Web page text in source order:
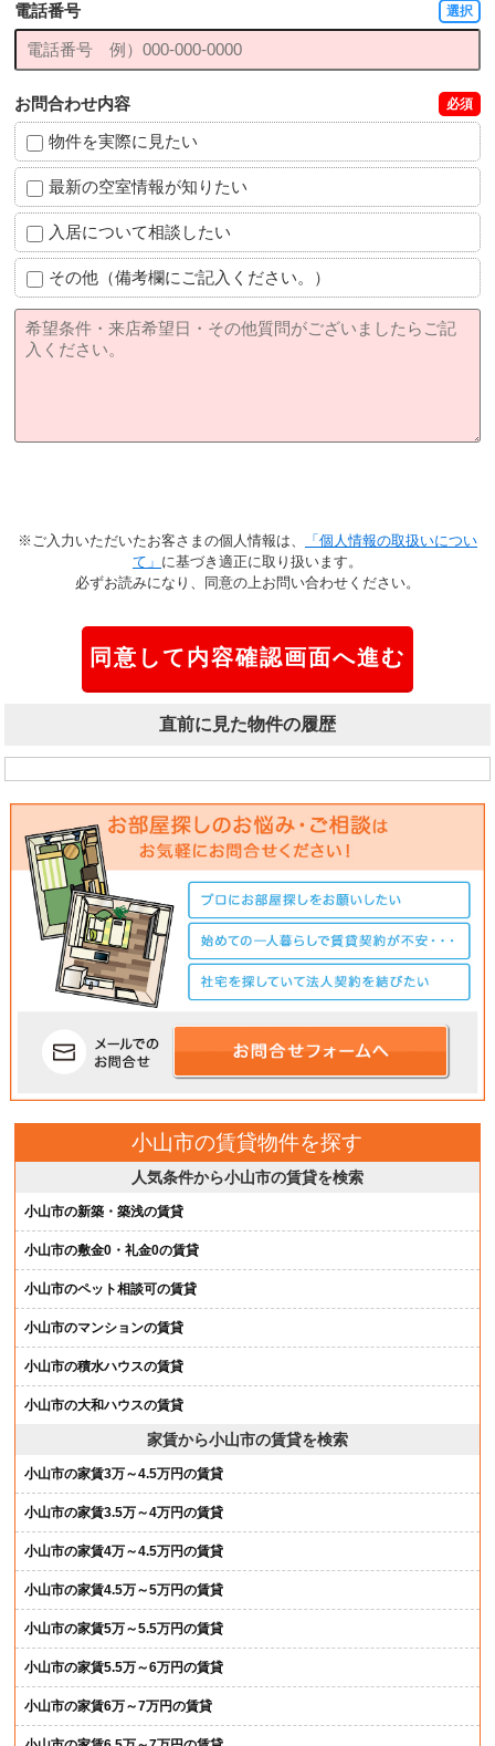
電話番号 選択
お問合わせ内容 必須
物件を実際に見たい
最新の空室情報が知りたい
入居について相談したい
その他（備考欄にご記入ください。）
※ご入力いただいたお客さまの個人情報は、
「個人情報の取扱いについ
て」 に基づき適正に取り扱います。
必ずお読みになり、同意の上お問い合わせください。
直前に見た物件の履歴
小山市の賃貸物件を探す
人気条件から小山市の賃貸を検索
小山市の新築・築浅の賃貸
小山市の敷金0・礼金0の賃貸
小山市のペット相談可の賃貸
小山市のマンションの賃貸
小山市の積水ハウスの賃貸
小山市の大和ハウスの賃貸
家賃から小山市の賃貸を検索
小山市の家賃3万～4.5万円の賃貸
小山市の家賃3.5万～4万円の賃貸
小山市の家賃4万～4.5万円の賃貸
小山市の家賃4.5万～5万円の賃貸
小山市の家賃5万～5.5万円の賃貸
小山市の家賃5.5万～6万円の賃貸
小山市の家賃6万～7万円の賃貸